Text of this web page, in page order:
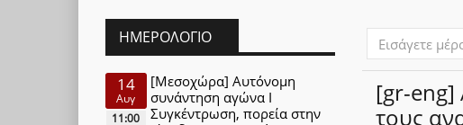
Εισάγετε
μέρος
του
τίτλου.
[gr-eng]
τους
ΗΜΕΡΟΛΌΓΙΟ
14
Αυγ
11:00
[Μεσοχώρα] Αυτόνομη
συνάντηση αγώνα Ι
Συγκέντρωση, πορεία στην